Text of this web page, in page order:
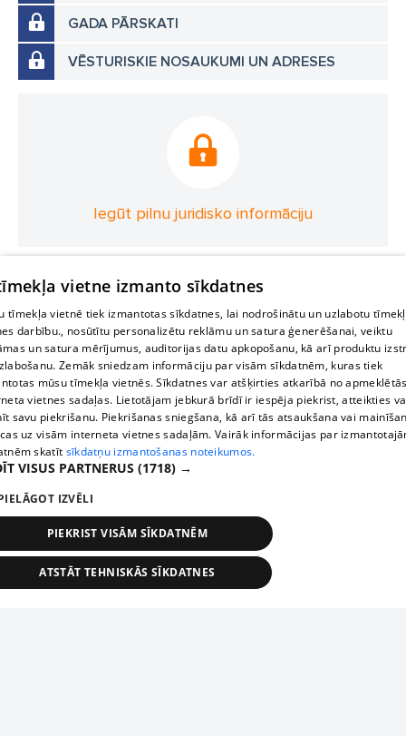
GADA PĀRSKATI
VĒSTURISKIE NOSAUKUMI UN ADRESES
Iegūt pilnu juridisko informāciju
vietne izmanto sīkdatnes
tīmekļa vietnē tiek izmantotas sīkdatnes, lai nodrošinātu un uzlabotu
darbību., nosūtītu personalizētu reklāmu un satura ģenerēšanai, veiktu
un satura mērījumus, auditorijas datu apkopošanu, kā arī produktu
Zemāk sniedzam informāciju par visām sīkdatnēm, kuras tiek
mūsu tīmekļa vietnēs. Sīkdatnes var atšķirties atkarībā no
vietnes sadaļas. Lietotājam jebkurā brīdī ir iespēja piekrist, atteikties
savu piekrišanu. Piekrišanas sniegšana, kā arī tās atsaukšana vai
uz visām interneta vietnes sadaļām. Vairāk informācijas par
skatīt sīkdatņu izmantošanas noteikumos.
VISUS PARTNERUS (1718) →
IZVĒLI
PIEKRIST VISĀM SĪKDATNĒM
ATSTĀT TEHNISKĀS SĪKDATNES